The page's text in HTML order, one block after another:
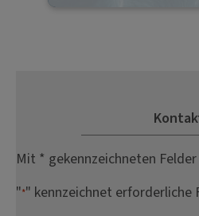
Mit * gekennzeichneten
"*" kennzeichnet erforderliche